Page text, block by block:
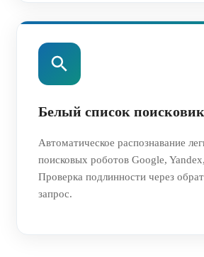
Белый список
Автоматическое распознавание
поисковых роботов Google,
Проверка подлинности через
запрос.